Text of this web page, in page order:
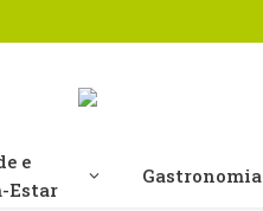
e
Estar
Gastronomia